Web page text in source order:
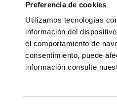
Preferencia de cookies
Utilizamos tecnologías
información del
el comportamiento de
consentimiento, puede
información consulte